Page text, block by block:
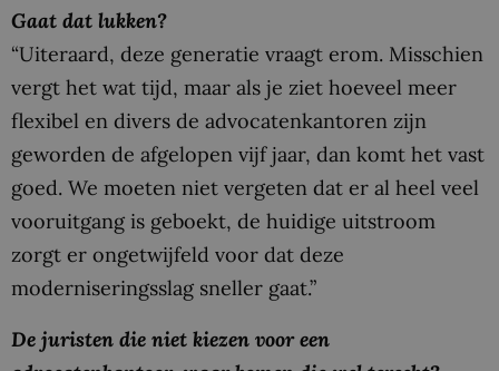
Gaat dat lukken?
“Uiteraard, deze generatie vraagt erom. Misschien
vergt het wat tijd, maar als je ziet hoeveel meer
flexibel en divers de advocatenkantoren zijn
geworden de afgelopen vijf jaar, dan komt het vast
goed. We moeten niet vergeten dat er al heel veel
vooruitgang is geboekt, de huidige uitstroom
zorgt er ongetwijfeld voor dat deze
moderniseringsslag sneller gaat.”
De juristen die niet kiezen voor een